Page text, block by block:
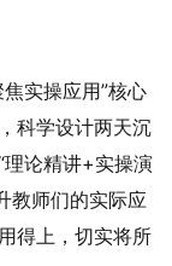
实操应用”核心
科学设计两天沉
论精讲+实操演
教师们的实际应
得上，切实将所